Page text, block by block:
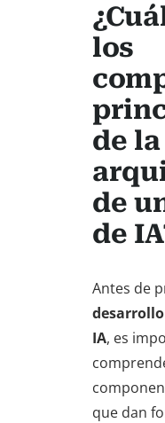
los
de la
de
de
Antes de
IA, es
que dan